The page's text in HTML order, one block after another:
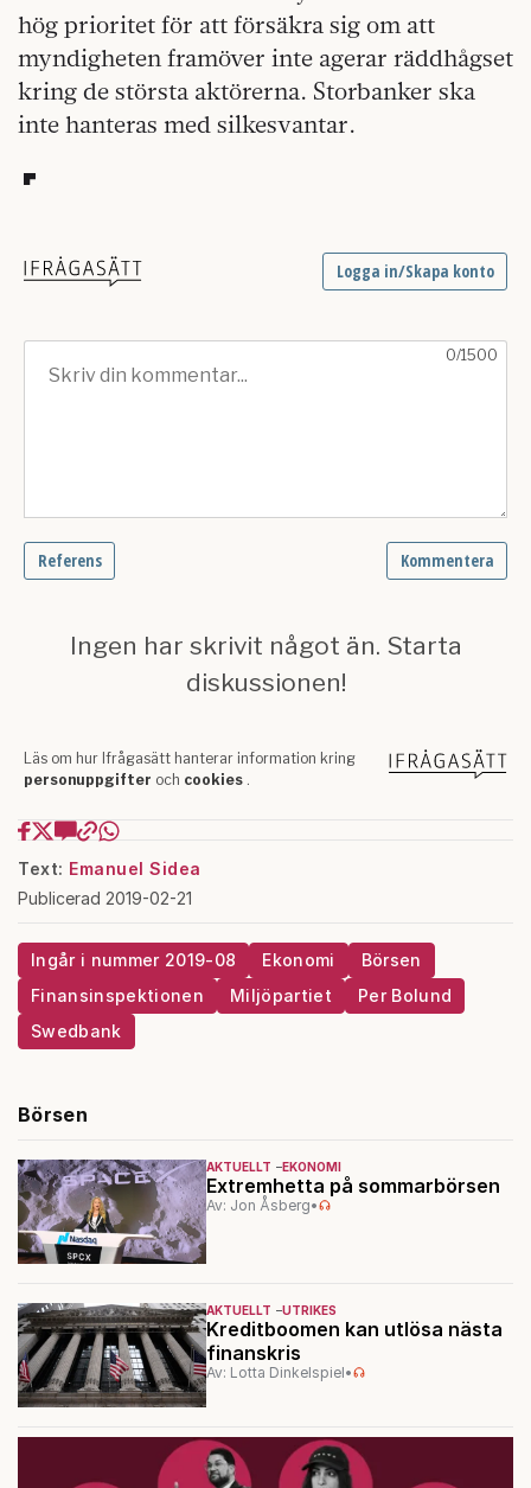
hög prioritet för att försäkra sig om att
myndigheten framöver inte agerar räddhågset
kring de största aktörerna. Storbanker ska
inte hanteras med silkesvantar.
Text: Emanuel Sidea
Publicerad 2019-02-21
Ingår i nummer 2019-08 Ekonomi
Börsen
Finansinspektionen
Miljöpartiet
Per Bolund
Swedbank
Börsen
AKTUELLT EKONOMI
Extremhetta på sommarbörsen
Av: Jon Åsberg•
AKTUELLT UTRIKES
Kreditboomen kan utlösa nästa
finanskris
Av: Lotta Dinkelspiel•